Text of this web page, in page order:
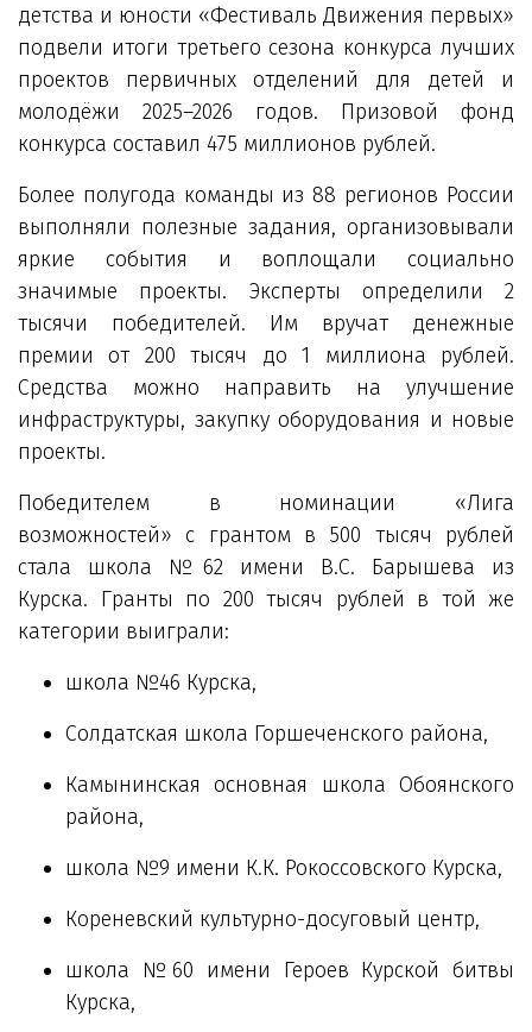
детства и юности «Фестиваль Движения первых»
подвели итоги третьего сезона конкурса лучших
проектов первичных отделений для детей и
молодёжи 2025–2026 годов. Призовой фонд
конкурса составил 475 миллионов рублей.
Более полугода команды из 88 регионов России
выполняли полезные задания, организовывали
яркие события и воплощали социально
значимые проекты. Эксперты определили 2
тысячи победителей. Им вручат денежные
премии от 200 тысяч до 1 миллиона рублей.
Средства можно направить на улучшение
инфраструктуры, закупку оборудования и новые
проекты.
Победителем в номинации «Лига
возможностей» с грантом в 500 тысяч рублей
стала школа №62 имени В.С. Барышева из
Курска. Гранты по 200 тысяч рублей в той же
категории выиграли:
школа №46 Курска,
Солдатская школа Горшеченского района,
Камынинская основная школа Обоянского
района,
школа №9 имени К.К. Рокоссовского Курска,
Кореневский культурно-досуговый центр,
школа №60 имени Героев Курской битвы
Курска,